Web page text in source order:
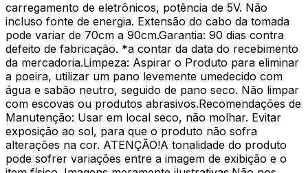
carregamento de eletrônicos, potência de 5V. Não
incluso fonte de energia. Extensão do cabo da tomada
pode variar de 70cm a 90cm.Garantia: 90 dias contra
defeito de fabricação. *a contar da data do recebimento
da mercadoria.Limpeza: Aspirar o Produto para eliminar
a poeira, utilizar um pano levemente umedecido com
água e sabão neutro, seguido de pano seco. Não limpar
com escovas ou produtos abrasivos.Recomendações de
Manutenção: Usar em local seco, não molhar. Evitar
exposição ao sol, para que o produto não sofra
alterações na cor. ATENÇÃO!A tonalidade do produto
pode sofrer variações entre a imagem de exibição e o